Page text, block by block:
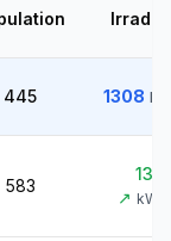
445 1308
583
↗